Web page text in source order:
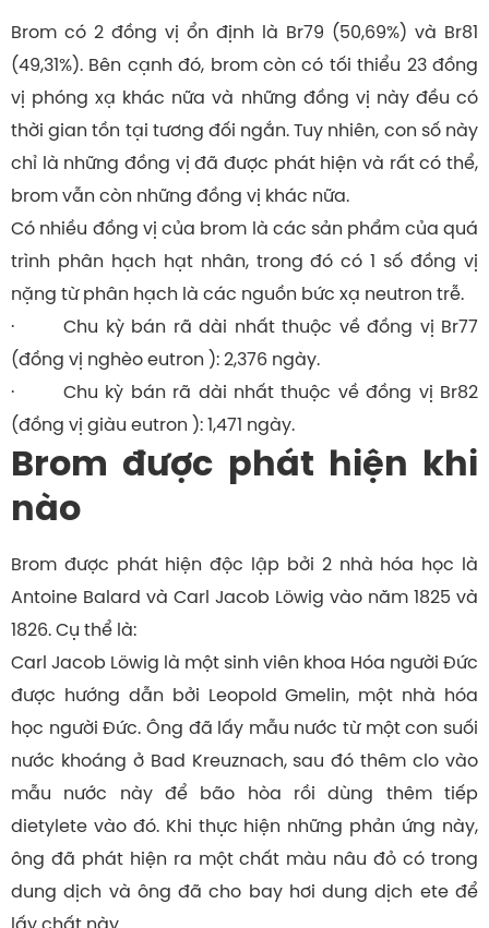
Brom có 2 đồng vị ổn định là Br79 (50,69%) và Br81
(49,31%). Bên cạnh đó, brom còn có tối thiểu 23 đồng
vị phóng xạ khác nữa và những đồng vị này đều có
thời gian tồn tại tương đối ngắn. Tuy nhiên, con số này
chỉ là những đồng vị đã được phát hiện và rất có thể,
brom vẫn còn những đồng vị khác nữa.
Có nhiều đồng vị của brom là các sản phẩm của quá
trình phân hạch hạt nhân, trong đó có 1 số đồng vị
nặng từ phân hạch là các nguồn bức xạ neutron trễ.
· Chu kỳ bán rã dài nhất thuộc về đồng vị Br77
(đồng vị nghèo eutron ): 2,376 ngày.
· Chu kỳ bán rã dài nhất thuộc về đồng vị Br82
(đồng vị giàu eutron ): 1,471 ngày.
Brom được phát hiện khi
nào
Brom được phát hiện độc lập bởi 2 nhà hóa học là
Antoine Balard và Carl Jacob Löwig vào năm 1825 và
1826. Cụ thể là:
Carl Jacob Löwig là một sinh viên khoa Hóa người Đức
được hướng dẫn bởi Leopold Gmelin, một nhà hóa
học người Đức. Ông đã lấy mẫu nước từ một con suối
nước khoáng ở Bad Kreuznach, sau đó thêm clo vào
mẫu nước này để bão hòa rồi dùng thêm tiếp
dietylete vào đó. Khi thực hiện những phản ứng này,
ông đã phát hiện ra một chất màu nâu đỏ có trong
dung dịch và ông đã cho bay hơi dung dịch ete để